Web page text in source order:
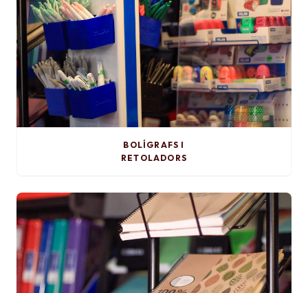
BOLÍGRAFS I
RETOLADORS